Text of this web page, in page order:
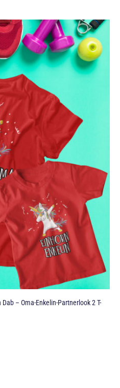
– Oma-Enkelin-Partnerlook 2 T-